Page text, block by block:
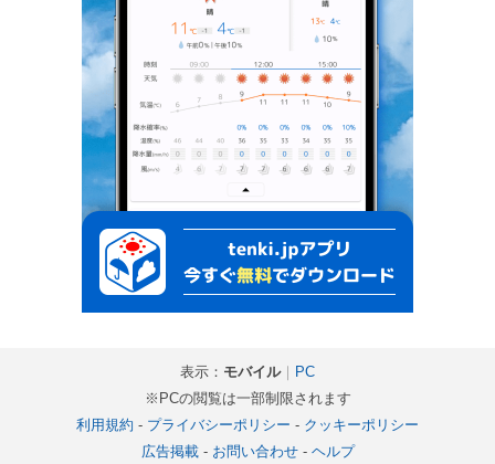
表示： モバイル｜ PC
※PCの閲覧は一部制限されます
利用規約 - プライバシーポリシー - クッキーポリシー
広告掲載- お問い合わせ- ヘルプ